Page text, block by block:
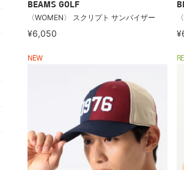
BEAMS GOLF
〈WOMEN〉 スクリプト サンバイザー
¥6,050
NEW